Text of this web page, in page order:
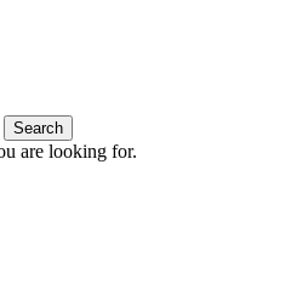
Search
are looking for.